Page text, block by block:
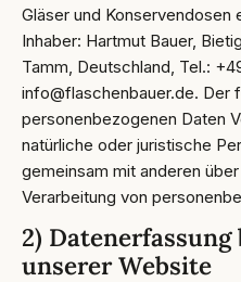
Gläser und Konservendosen
Inhaber: Hartmut Bauer,
Tamm, Deutschland, Tel.:
info@flaschenbauer.de. Der
personenbezogenen Daten
natürliche oder juristische
gemeinsam mit anderen
Verarbeitung von
2) Datenerfassung
unserer Website